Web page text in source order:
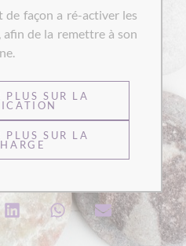
de façon a ré-activer les
afin de la remettre à son
PLUS SUR LA
PLUS SUR LA